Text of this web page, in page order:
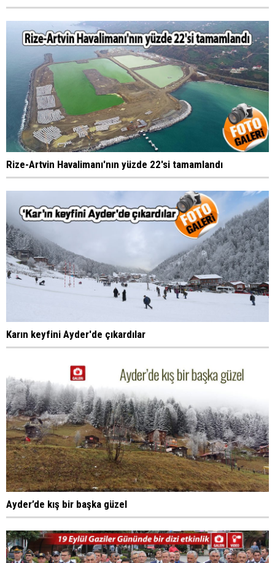
Rize-Artvin Havalimanı'nın yüzde 22'si tamamlandı
Karın keyfini Ayder'de çıkardılar
Ayder’de kış bir başka güzel